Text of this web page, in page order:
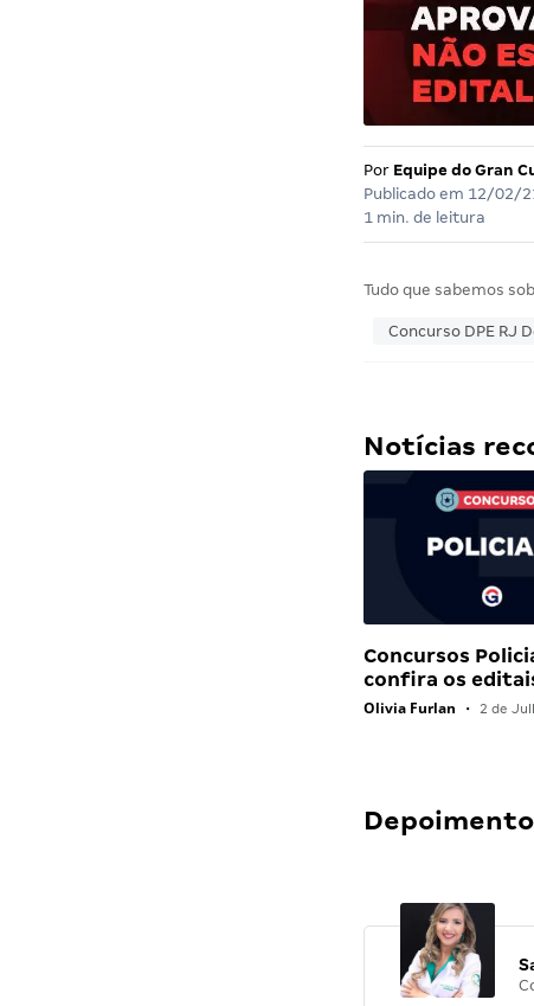
Por Equipe do Gran
Publicado em 12/02/
1 min. de leitura
Tudo que sabemos
Concurso DPE RJ
Notícias
Concursos
confira os
Olivia Furlan • 2 de